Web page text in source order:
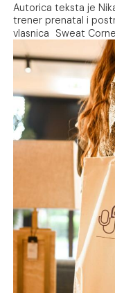
Autorica teksta je
trener prenatal i
vlasnica Sweat